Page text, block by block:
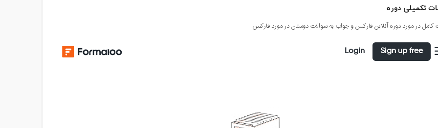
تکمیلی دوره
کامل در مورد دوره آنلاین فارکس و جواب به سوالات دوستان در مورد فارکس